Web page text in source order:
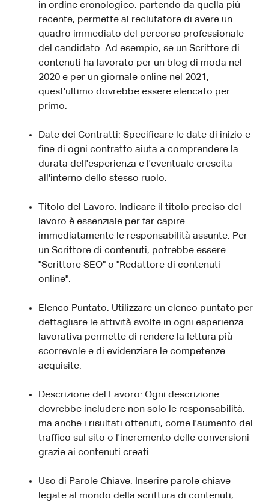
in ordine cronologico, partendo da quella più
recente, permette al reclutatore di avere un
quadro immediato del percorso professionale
del candidato. Ad esempio, se un Scrittore di
contenuti ha lavorato per un blog di moda nel
2020 e per un giornale online nel 2021,
quest'ultimo dovrebbe essere elencato per
primo.
Date dei Contratti: Specificare le date di inizio e
fine di ogni contratto aiuta a comprendere la
durata dell'esperienza e l'eventuale crescita
all'interno dello stesso ruolo.
Titolo del Lavoro: Indicare il titolo preciso del
lavoro è essenziale per far capire
immediatamente le responsabilità assunte. Per
un Scrittore di contenuti, potrebbe essere
"Scrittore SEO" o "Redattore di contenuti
online".
Elenco Puntato: Utilizzare un elenco puntato per
dettagliare le attività svolte in ogni esperienza
lavorativa permette di rendere la lettura più
scorrevole e di evidenziare le competenze
acquisite.
Descrizione del Lavoro: Ogni descrizione
dovrebbe includere non solo le responsabilità,
ma anche i risultati ottenuti, come l'aumento del
traffico sul sito o l'incremento delle conversioni
grazie ai contenuti creati.
Uso di Parole Chiave: Inserire parole chiave
legate al mondo della scrittura di contenuti,